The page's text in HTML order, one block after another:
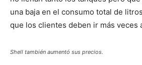
una baja en el consumo total de
que los clientes deben ir más veces
Shell también aumentó sus precios.